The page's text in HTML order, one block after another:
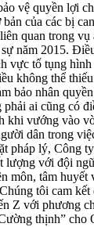
vệ quyền lợi
của các bị
quan trong vụ
năm 2015.
vực tố tụng
không thể
bảo nhân
ai cũng có
khi vướng vào
dân trong
pháp lý, Công
lượng với đội
môn, tâm huyết
tôi cam
Z với phương
thịnh” cho